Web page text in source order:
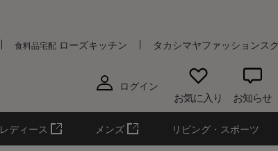
食料品宅配 ローズキッチン タカシマヤファッションス
ログイン
お気に入り お知らせ
レディース メンズ リビング・スポーツ